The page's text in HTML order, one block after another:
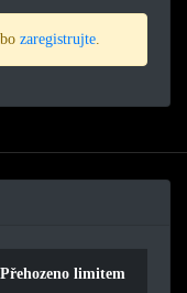
zaregistrujte.
Přehozeno limitem